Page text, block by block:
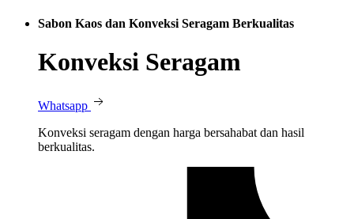
Sabon Kaos dan Konveksi Seragam Berkualitas
Konveksi Seragam
Whatsapp
Konveksi seragam dengan harga bersahabat dan hasil
berkualitas.